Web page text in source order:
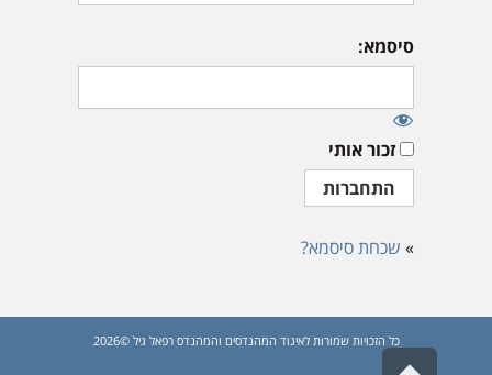
סיסמא:
זכור אותי
» שכחת סיסמא?
כל הזכויות שמורות לאיגוד המהנדסים והמהנדס רפאל גיל ©2026